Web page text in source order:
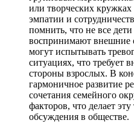
или творческих кружках
эмпатии и
помнить, что не все
воспринимают внешние
могут испытывать
ситуациях, что требует
стороны взрослых. В
гармоничное развитие
сочетания семейного
факторов, что делает
обсуждения в обществе.